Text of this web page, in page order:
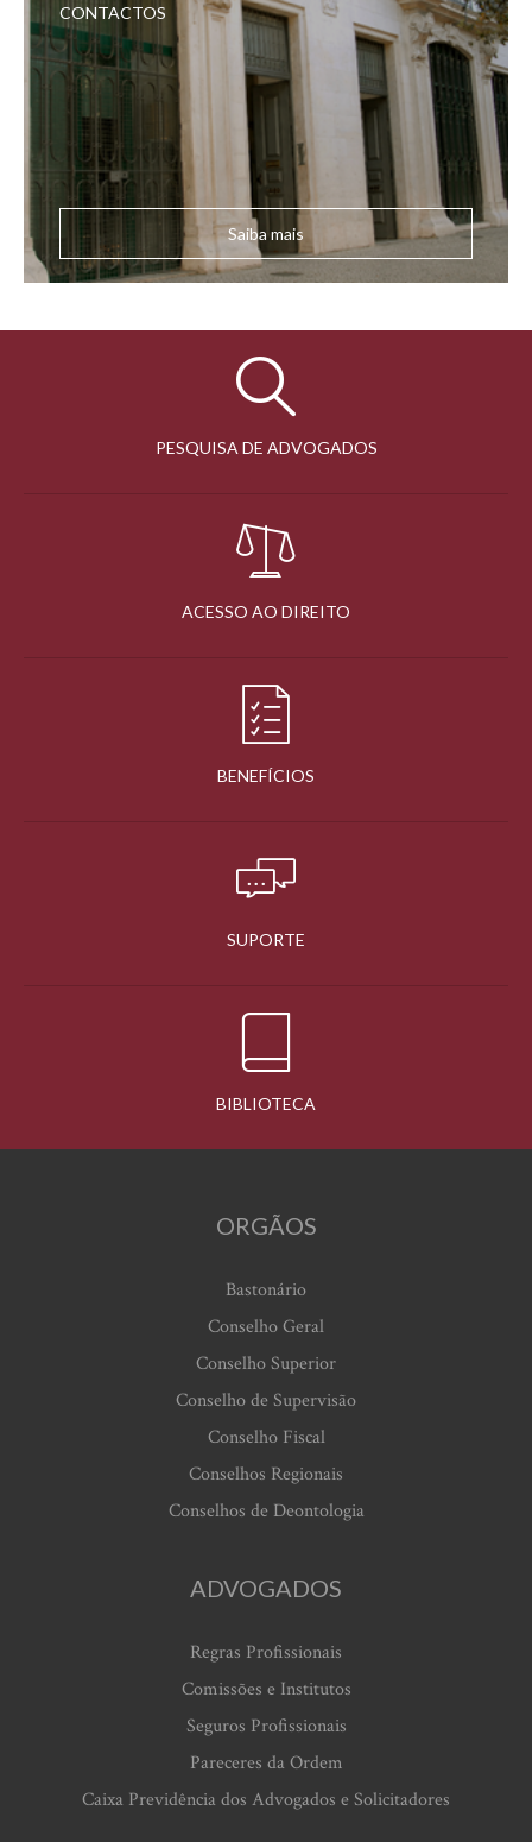
CONTACTOS
Saiba mais
PESQUISA DE ADVOGADOS
ACESSO AO DIREITO
BENEFÍCIOS
SUPORTE
BIBLIOTECA
ORGÃOS
Bastonário
Conselho Geral
Conselho Superior
Conselho de Supervisão
Conselho Fiscal
Conselhos Regionais
Conselhos de Deontologia
ADVOGADOS
Regras Profissionais
Comissões e Institutos
Seguros Profissionais
Pareceres da Ordem
Caixa Previdência dos Advogados e Solicitadores